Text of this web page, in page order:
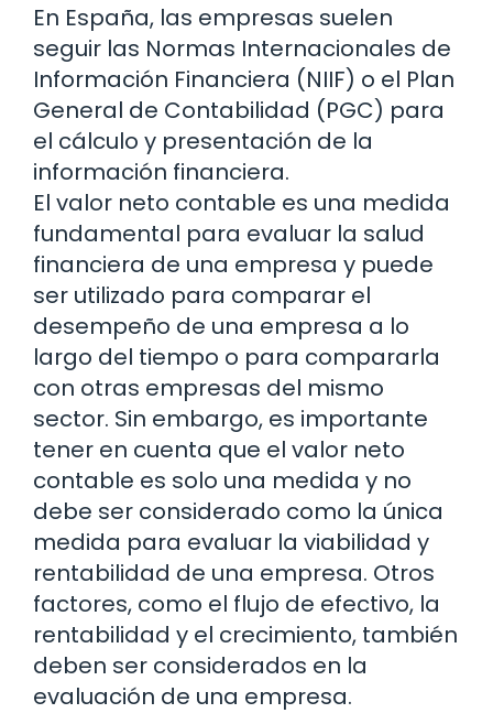
En España, las empresas suelen
seguir las Normas Internacionales de
Información Financiera (NIIF) o el Plan
General de Contabilidad (PGC) para
el cálculo y presentación de la
información financiera.
El valor neto contable es una medida
fundamental para evaluar la salud
financiera de una empresa y puede
ser utilizado para comparar el
desempeño de una empresa a lo
largo del tiempo o para compararla
con otras empresas del mismo
sector. Sin embargo, es importante
tener en cuenta que el valor neto
contable es solo una medida y no
debe ser considerado como la única
medida para evaluar la viabilidad y
rentabilidad de una empresa. Otros
factores, como el flujo de efectivo, la
rentabilidad y el crecimiento, también
deben ser considerados en la
evaluación de una empresa.